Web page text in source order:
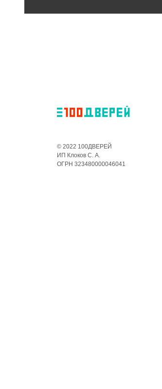
© 2022 100ДВЕРЕЙ
ИП Клоков С. А.
ОГРН 323480000046041